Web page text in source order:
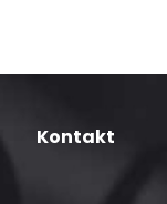
Kontakt